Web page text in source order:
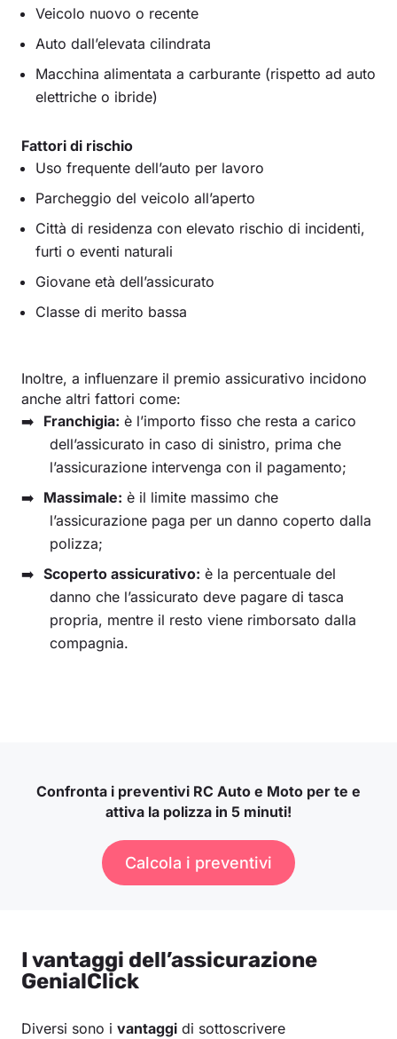
Veicolo nuovo o recente
Auto dall’elevata cilindrata
Macchina alimentata a carburante (rispetto ad auto
elettriche o ibride)
Fattori di rischio
Uso frequente dell’auto per lavoro
Parcheggio del veicolo all’aperto
Città di residenza con elevato rischio di incidenti,
furti o eventi naturali
Giovane età dell’assicurato
Classe di merito bassa
Inoltre, a influenzare il premio assicurativo incidono
anche altri fattori come:
Franchigia: è l’importo fisso che resta a carico
dell’assicurato in caso di sinistro, prima che
l’assicurazione intervenga con il pagamento;
Massimale: è il limite massimo che
l’assicurazione paga per un danno coperto dalla
polizza;
Scoperto assicurativo: è la percentuale del
danno che l’assicurato deve pagare di tasca
propria, mentre il resto viene rimborsato dalla
compagnia.
Confronta i preventivi RC Auto e Moto per te e
attiva la polizza in 5 minuti!
Calcola i preventivi
I vantaggi dell’assicurazione
GenialClick
Diversi sono i vantaggi di sottoscrivere